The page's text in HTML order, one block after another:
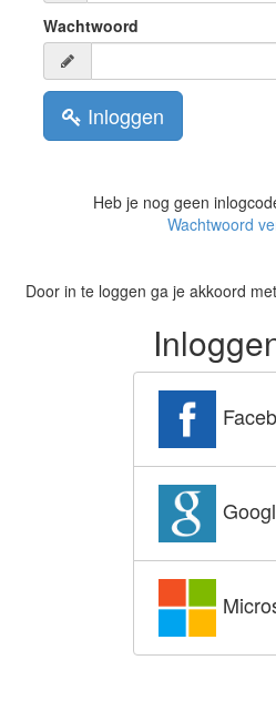
Wachtwoord
Inloggen
Heb je nog geen
Wachtwoord
Door in te loggen ga je akkoord